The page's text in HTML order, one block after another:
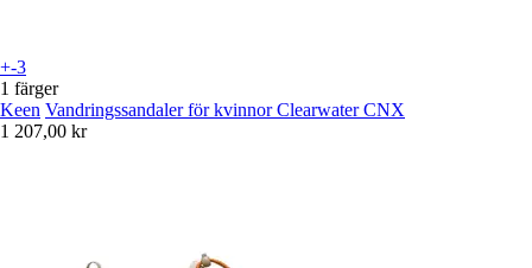
+-3
1 färger
Keen Vandringssandaler för kvinnor Clearwater CNX
1 207,00 kr